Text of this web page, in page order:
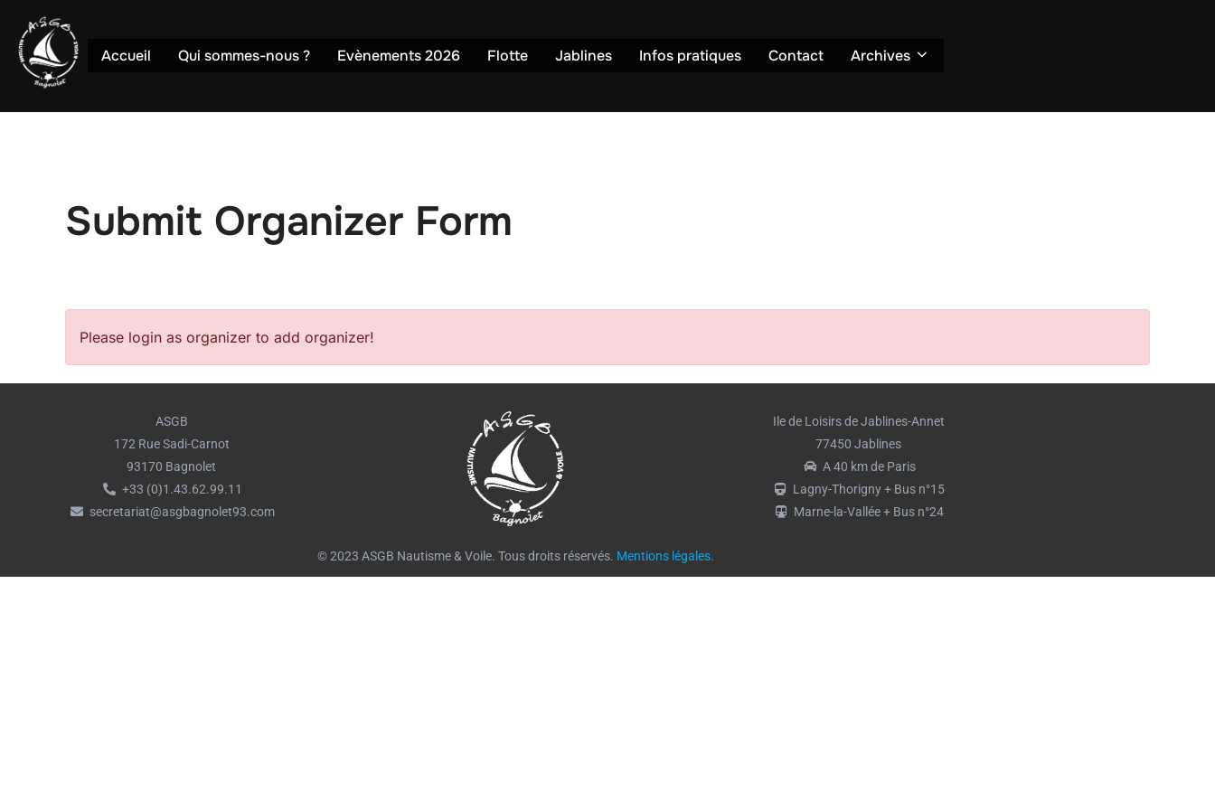
Accueil Qui sommes-nous ? Evènements 2026 Flotte Jablines Infos pratiques Contact Archives
Submit Organizer Form
Please login as organizer to add organizer!
ASGB
172 Rue Sadi-Carnot
93170 Bagnolet
+33 (0)1.43.62.99.11
secretariat@asgbagnolet93.com
Ile de Loisirs de Jablines-Annet
77450 Jablines
A 40 km de Paris
Lagny-Thorigny + Bus n°15
Marne-la-Vallée + Bus n°24
© 2023 ASGB Nautisme & Voile. Tous droits réservés. Mentions légales.